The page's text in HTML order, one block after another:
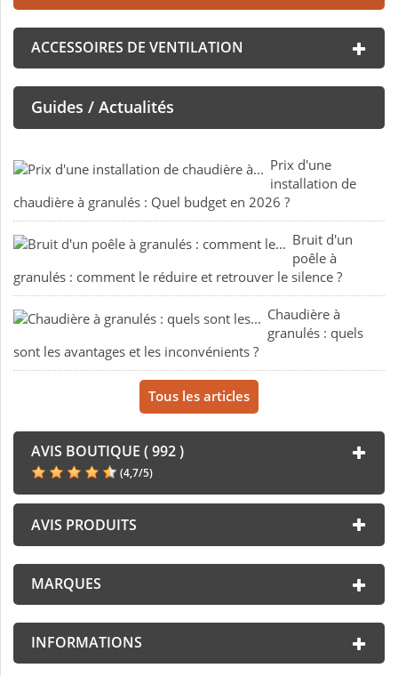
ACCESSOIRES DE VENTILATION
Guides / Actualités
Prix d'une
installation de
chaudière à granulés : Quel budget en 2026 ?
Bruit d'un
poêle à
granulés : comment le réduire et retrouver le silence ?
Chaudière à
granulés : quels
sont les avantages et les inconvénients ?
Tous les articles
AVIS BOUTIQUE ( 992 )
(4,7/5)
AVIS PRODUITS
MARQUES
INFORMATIONS